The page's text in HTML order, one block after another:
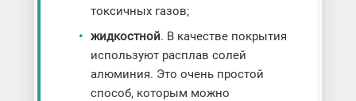
токсичных газов;
жидкостной. В качестве покрытия
используют расплав солей
алюминия. Это очень простой
способ, которым можно